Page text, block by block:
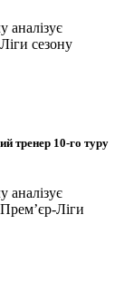
аналізує
сезону
тренер 10-го туру
аналізує
Ліги